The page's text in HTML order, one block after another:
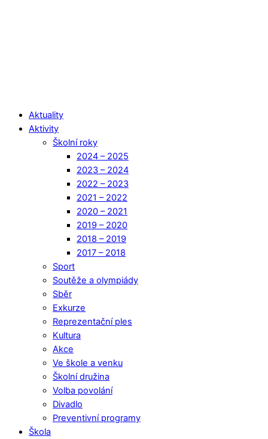
Aktuality
Aktivity
Školní roky
2024 – 2025
2023 – 2024
2022 – 2023
2021 – 2022
2020 – 2021
2019 – 2020
2018 – 2019
2017 – 2018
Sport
Soutěže a olympiády
Sběr
Exkurze
Reprezentační ples
Kultura
Akce
Ve škole a venku
Školní družina
Volba povolání
Divadlo
Preventivní programy
Škola